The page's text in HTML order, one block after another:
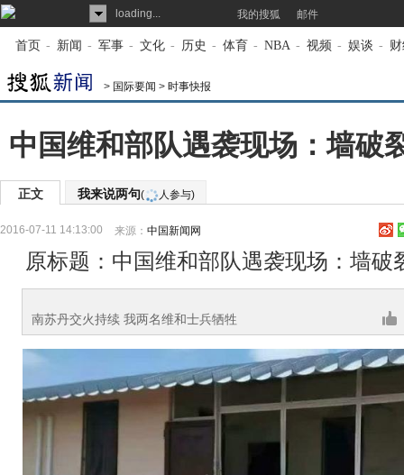
loading... 我的搜狐 邮件
首页 - 新闻 - 军事 - 文化 - 历史 - 体育 - NBA - 视频 - 娱谈 -
> 国际要闻 > 时事快报
中国维和部队遇袭现场：墙破
正文 我来说两句( 人参与)
2016-07-11 14:13:00 来源： 中国新闻网
原标题：中国维和部队遇袭现场：墙破
南苏丹交火持续 我两名维和士兵牺牲